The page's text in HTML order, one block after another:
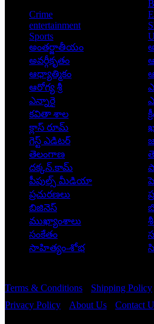
Crime
entertainment
Sports
అంతర్జాతీయం
అవర్గీకృతం
ఆధ్యాత్మికం
ఆరోగ్య శ్రీ
ఎన్నారై
కవితా శాల
క్లాస్ రూమ్
గెస్ట్ ఎడిటర్
తెలంగాణ
దక్కన్.కామ్
పీపుల్స్ ‌మీడియా
ప్రచురణలు
బిజినెస్
ముఖ్యాంశాలు
సంకేతం
సాహిత్యం-శోభ
Terms & Conditions Shipping Policy
Privacy Policy
About Us Contact